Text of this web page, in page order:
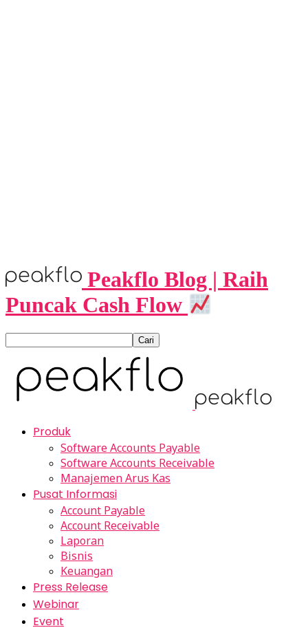
Peakflo Blog | Raih
Puncak Cash Flow
Produk
Software Accounts Payable
Software Accounts Receivable
Manajemen Arus Kas
Pusat Informasi
Account Payable
Account Receivable
Laporan
Bisnis
Keuangan
Press Release
Webinar
Event